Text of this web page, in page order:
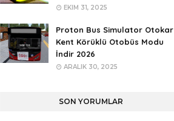
EKIM 31, 2025
Proton Bus Simulator Otokar
Kent Körüklü Otobüs Modu
İndir 2026
ARALIK 30, 2025
SON YORUMLAR